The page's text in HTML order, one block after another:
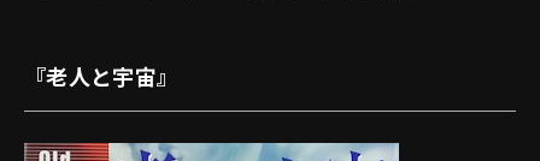
『老人と宇宙』